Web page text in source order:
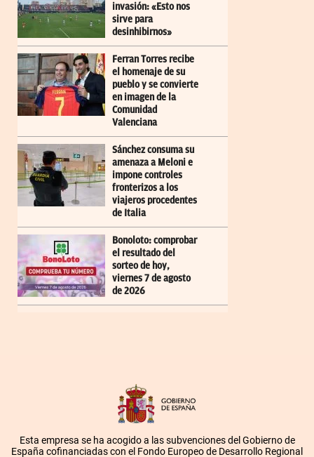
invasión: «Esto nos
sirve para
desinhibirnos»
Ferran Torres recibe
el homenaje de su
pueblo y se convierte
en imagen de la
Comunidad
Valenciana
Sánchez consuma su
amenaza a Meloni e
impone controles
fronterizos a los
viajeros procedentes
de Italia
Bonoloto: comprobar
el resultado del
sorteo de hoy,
viernes 7 de agosto
de 2026
Esta empresa se ha acogido a las subvenciones del Gobierno de
España cofinanciadas con el Fondo Europeo de Desarrollo Regional